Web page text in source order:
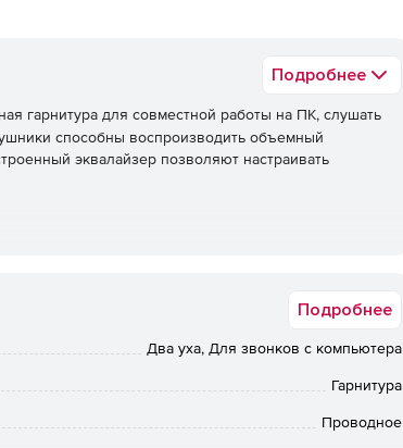
Подробнее
гарнитура для совместной работы на ПК, слушать
способны воспроизводить объемный
эквалайзер позволяют настраивать
Подробнее
Два уха, Для звонков с компьютера
Гарнитура
Проводное